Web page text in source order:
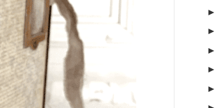
►
►
►
►
►